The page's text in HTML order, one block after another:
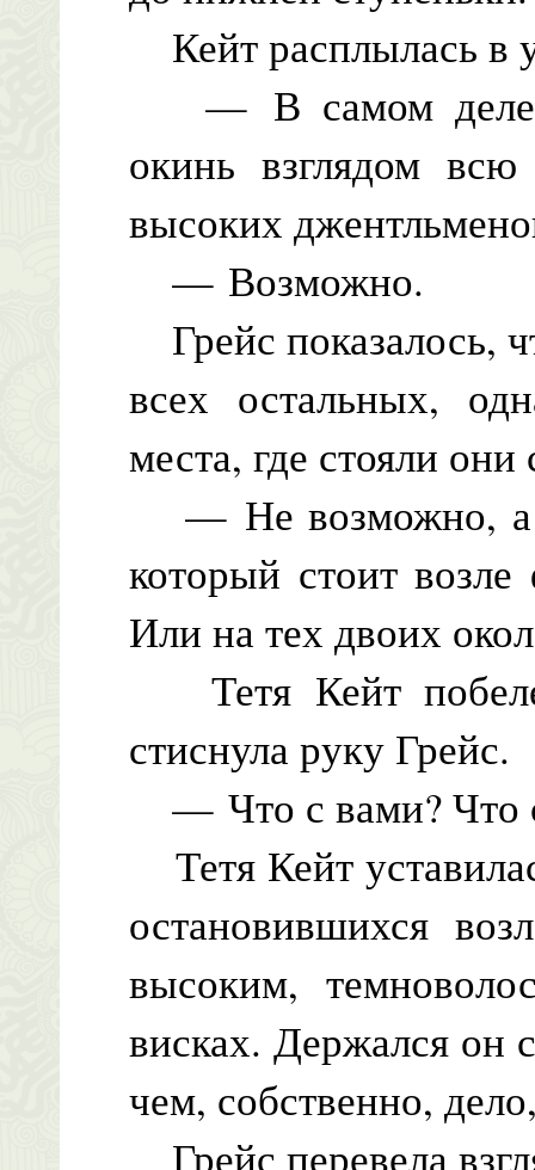
Кейт расплылась в
— В самом деле.
окинь взглядом
высоких
— Возможно.
Грейс показалось,
всех остальных,
места, где стояли
— Не возможно, а
который стоит
Или на тех двоих
Тетя Кейт
стиснула руку Грейс.
— Что с вами? Что
Тетя Кейт
остановившихся
высоким,
висках. Держался он
чем, собственно,
Грейс перевела